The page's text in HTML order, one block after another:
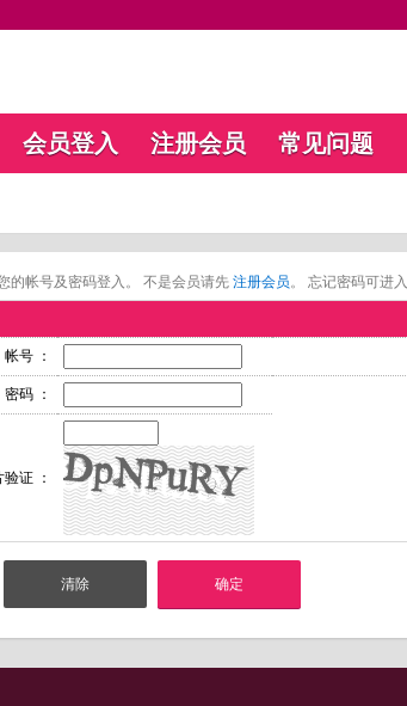
会员登入 注册会员 常见问题
的帐号及密码登入。 不是会员请先 注册会员。 忘记密码可进入
帐号 ：
密码 ：
验证 ：